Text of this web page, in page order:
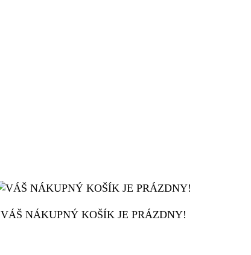
VÁŠ NÁKUPNÝ KOŠÍK JE PRÁZDNY!